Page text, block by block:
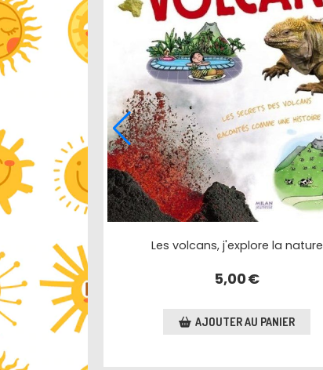
Les volcans, j'explore la nature
5,00€
AJOUTER AU PANIER